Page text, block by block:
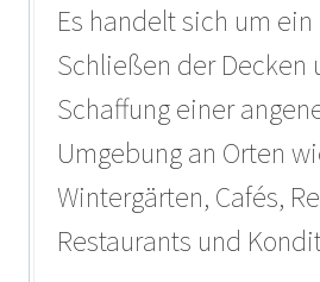
Es handelt sich um
Schließen der Decken
Schaffung einer
Umgebung an Orten
Wintergärten, Cafés,
Restaurants und